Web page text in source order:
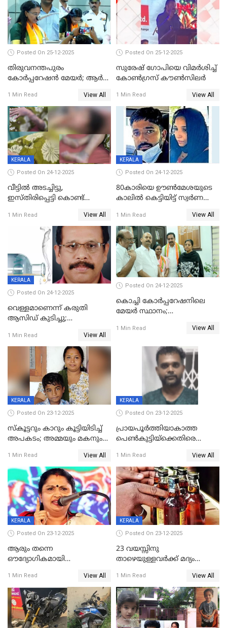
Posted On 25-12-2025
തിരുവനന്തപുരം
കോര്‍പ്പറേഷന്‍ മേയർ; ആര്‍
1 Min Read View All
Posted On 25-12-2025
സുരേഷ് ഗോപിയെ വിമര്‍ശിച്ച്
കോണ്‍ഗ്രസ് കൗണ്‍സിലര്‍
1 Min Read View All
KERALA
Posted On 24-12-2025
വീട്ടിൽ അടച്ചിട്ടു,
ഇസ്തിരിപ്പെട്ടി കൊണ്ട്
ഗർഭിണിയായ യുവതിക്ക് ക്രൂര
1 Min Read View All
KERALA
Posted On 24-12-2025
80കാരിയെ ഊൺമേശയുടെ
കാലിൽ കെട്ടിയിട്ട് സ്വർണവും
കൊച്ചുമകനും സുഹൃത്തും
അറസ്റ്റിൽ
1 Min Read View All
KERALA
Posted On 24-12-2025
വെള്ളമാണെന്ന് കരുതി
ആസിഡ് കുടിച്ചു;
മരിച്ചു
1 Min Read View All
Posted On 24-12-2025
കൊച്ചി കോര്‍പ്പറേഷനിലെ
മേയര്‍ സ്ഥാനം;
രൂക്ഷം
1 Min Read View All
KERALA
Posted On 23-12-2025
സ്കൂട്ടറും കാറും കൂട്ടിയിടിച്ച്
അപകടം; അമ്മയും മകനും
ഗുരുതരാവസ്ഥയിൽ
1 Min Read View All
KERALA
Posted On 23-12-2025
പ്രായപൂർത്തിയാകാത്ത
പെൺകുട്ടിയ്ക്കെതിരെ
59 വർഷം തടവും 90,൦൦൦ രൂപ
പിഴയും ശിക്ഷ
1 Min Read View All
KERALA
Posted On 23-12-2025
ആരും തന്നെ
ഔദ്യോഗികമായി
കണ്ടെത്താൻ ഇന്ന് കോർ
കമ്മിറ്റി കൂടിയില്ല';
അതൃപ്തിയുമായി ദീപ്തി മേരി
വർഗീസ്
1 Min Read View All
KERALA
Posted On 23-12-2025
23 വയസ്സിനു
താഴെയുള്ളവർക്ക് മദ്യം
നടപടി;സ്ഥാപനങ്ങൾക്കെതിരെ
രണ്ട് കേസുകൾ
1 Min Read View All